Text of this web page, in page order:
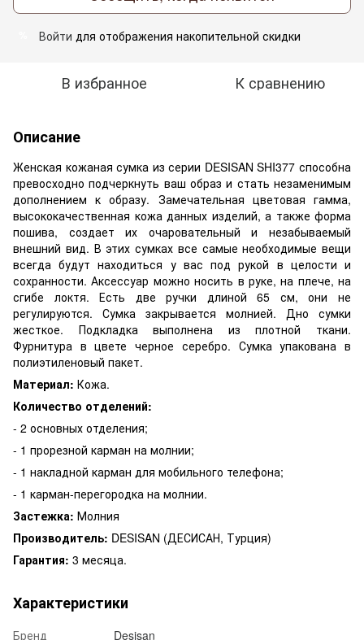
Войти для отображения накопительной скидки
В избранное К сравнению
Описание
Женская кожаная сумка из серии DESISAN SHI377 способна
превосходно подчеркнуть ваш образ и стать незаменимым
дополнением к образу. Замечательная цветовая гамма,
высококачественная кожа данных изделий, а также форма
пошива, создает их очаровательный и незабываемый
внешний вид. В этих сумках все самые необходимые вещи
всегда будут находиться у вас под рукой в целости и
сохранности. Аксессуар можно носить в руке, на плече, на
сгибе локтя. Есть две ручки длиной 65 см, они не
регулируются. Сумка закрывается молнией. Дно сумки
жесткое. Подкладка выполнена из плотной ткани.
Фурнитура в цвете черное серебро. Сумка упакована в
полиэтиленовый пакет.
Материал: Кожа.
Количество отделений:
- 2 основных отделения;
- 1 прорезной карман на молнии;
- 1 накладной карман для мобильного телефона;
- 1 карман-перегородка на молнии.
Застежка: Молния
Производитель: DESISAN (ДЕСИСАН, Турция)
Гарантия: 3 месяца.
Характеристики
Бренд
Desisan